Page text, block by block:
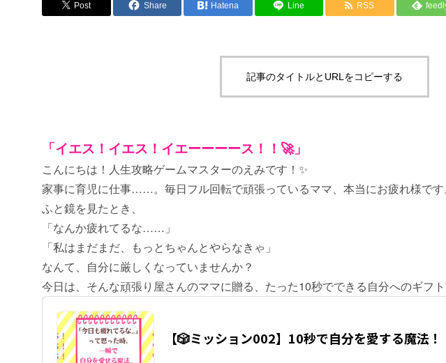
Post Share Hatena Line RSS
記事のタイトルとURLをコピーする
「イエス！イエス！イエーーーース！！🚀」
こんにちは！人生攻略ゲームマスターのえみです！✨
家事に育児に仕事……。毎日フル回転で頑張っているママ、本当にお疲れ様です
ふと鏡を見たとき、
「なんか疲れてるな……」
「私はまだまだ、もっとちゃんとやらなきゃ」
なんて、自分に厳しくなっていませんか？
今日は、そんな頑張り屋さんのママに贈る、たった10秒でできる自分へのギフ